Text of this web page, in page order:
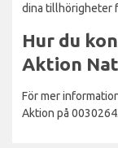
dina tillhörigheter
Hur du
Aktion
För mer
Aktion på